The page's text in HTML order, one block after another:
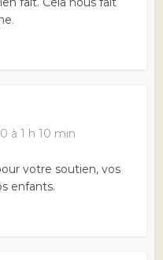
à 1 h 10 min
votre soutien, vos
enfants.